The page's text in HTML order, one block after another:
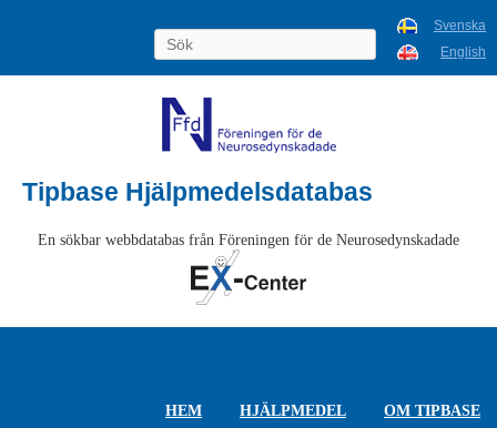
Svenska
English
Tipbase Hjälpmedelsdatabas
En sökbar webbdatabas från Föreningen för de Neurosedynskadade
HEM HJÄLPMEDEL OM TIPBASE